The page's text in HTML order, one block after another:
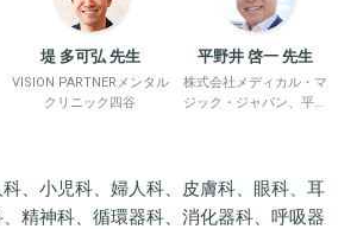
堤 多可弘 先生
VISION PARTNERメンタル
クリニック四谷
平野井 啓一 先生
株式会社メディカル・マ
ジック・ジャパン、平野
、小児科、婦人科、皮膚科、眼科、耳
精神科、循環器科、消化器科、呼吸器